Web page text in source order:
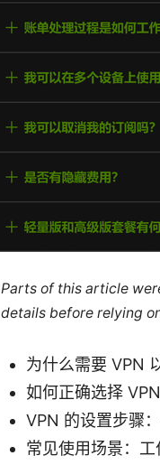
Parts of this article
details before relying
为什么需要 VPN
如何正确选择
VPN 的设置步骤
常见使用场景：